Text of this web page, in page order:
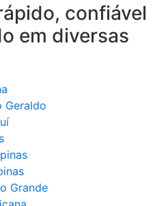
confiável
em diversas
Geraldo
Grande